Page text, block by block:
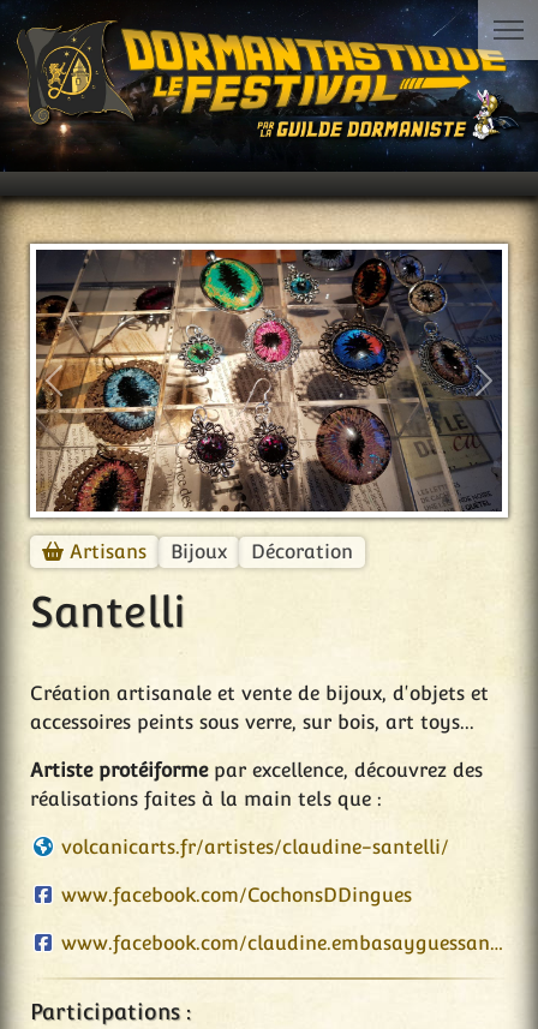
Précédent
Artisans Bijoux Décoration
Santelli
Création artisanale et vente de bijoux, d'objets et
accessoires peints sous verre, sur bois, art toys...
Artiste protéiformepar excellence, découvrez des
réalisations faites à la main tels que :
volcanicarts.fr/artistes/claudine-santelli/
www.facebook.com/CochonsDDingues
www.facebook.com/claudine.embasayguessantelli
Participations :